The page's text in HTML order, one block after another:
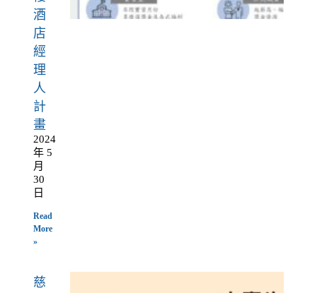
酒
店
經
理
人
計
畫
2024
年 5
月
30
日
Read
More
»
慈